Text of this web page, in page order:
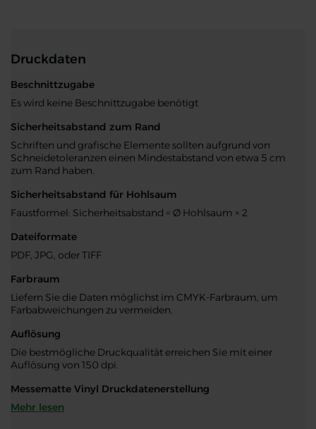
Druckdaten
Beschnittzugabe
Es wird keine Beschnittzugabe benötigt
Sicherheitsabstand zum Rand
Schriften und grafische Elemente sollten aufgrund von
Schneidetoleranzen einen Mindestabstand von etwa 5 cm
zum Rand haben.
Sicherheitsabstand für Hohlsaum
Faustformel: Sicherheitsabstand = Ø Hohlsaum × 2
Dateiformate
PDF, JPG, oder TIFF
Farbraum
Liefern Sie die Daten möglichst im CMYK-Farbraum, um
Farbabweichungen zu vermeiden.
Auflösung
Die bestmögliche Druckqualität erreichen Sie mit einer
Auflösung von 150 dpi.
Messematte Vinyl Druckdatenerstellung
Mehr lesen